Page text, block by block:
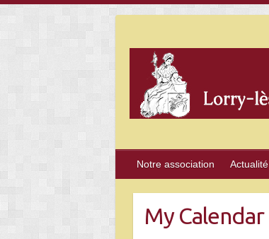
content
Notre association Actualité
My Calendar